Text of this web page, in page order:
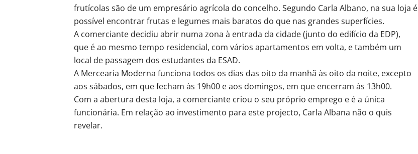
frutícolas são de um empresário agrícola do concelho. Segundo Carla Albano, na sua loja é
possível encontrar frutas e legumes mais baratos do que nas grandes superfícies.
A comerciante decidiu abrir numa zona à entrada da cidade (junto do edifício da EDP),
que é ao mesmo tempo residencial, com vários apartamentos em volta, e também um
local de passagem dos estudantes da ESAD.
A Mercearia Moderna funciona todos os dias das oito da manhã às oito da noite, excepto
aos sábados, em que fecham às 19h00 e aos domingos, em que encerram às 13h00.
Com a abertura desta loja, a comerciante criou o seu próprio emprego e é a única
funcionária. Em relação ao investimento para este projecto, Carla Albana não o quis
revelar.